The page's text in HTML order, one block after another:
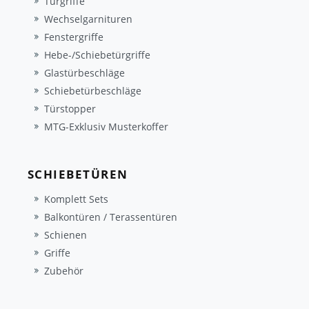
Wechselgarnituren
Fenstergriffe
Hebe-/Schiebetürgriffe
Glastürbeschläge
Schiebetürbeschläge
Türstopper
MTG-Exklusiv Musterkoffer
SCHIEBETÜREN
Komplett Sets
Balkontüren / Terassentüren
Schienen
Griffe
Zubehör